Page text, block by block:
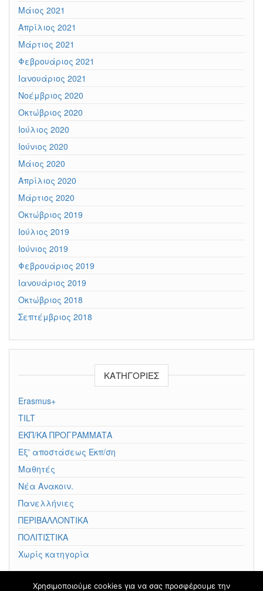
Μάιος 2021
Απρίλιος 2021
Μάρτιος 2021
Φεβρουάριος 2021
Ιανουάριος 2021
Νοέμβριος 2020
Οκτώβριος 2020
Ιούλιος 2020
Ιούνιος 2020
Μάιος 2020
Απρίλιος 2020
Μάρτιος 2020
Οκτώβριος 2019
Ιούλιος 2019
Ιούνιος 2019
Φεβρουάριος 2019
Ιανουάριος 2019
Οκτώβριος 2018
Σεπτέμβριος 2018
KΑΤΗΓΟΡΊΕΣ
Erasmus+
TILT
ΕΚΠ/ΚΑ ΠΡΟΓΡΑΜΜΑΤΑ
Εξ' αποστάσεως Εκπ/ση
Μαθητές
Νέα Ανακοιν.
Πανελλήνιες
ΠΕΡΙΒΑΛΛΟΝΤΙΚΑ
ΠΟΛΙΤΙΣΤΙΚΑ
Χωρίς κατηγορία
Χρησιμοποιούμε cookies για να σας προσφέρουμε την